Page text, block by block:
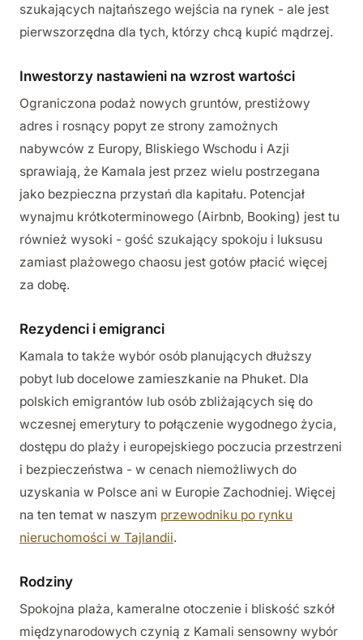
szukających najtańszego wejścia na rynek - ale jest
pierwszorzędna dla tych, którzy chcą kupić mądrzej.
Inwestorzy nastawieni na wzrost wartości
Ograniczona podaż nowych gruntów, prestiżowy
adres i rosnący popyt ze strony zamożnych
nabywców z Europy, Bliskiego Wschodu i Azji
sprawiają, że Kamala jest przez wielu postrzegana
jako bezpieczna przystań dla kapitału. Potencjał
wynajmu krótkoterminowego (Airbnb, Booking) jest tu
również wysoki - gość szukający spokoju i luksusu
zamiast plażowego chaosu jest gotów płacić więcej
za dobę.
Rezydenci i emigranci
Kamala to także wybór osób planujących dłuższy
pobyt lub docelowe zamieszkanie na Phuket. Dla
polskich emigrantów lub osób zbliżających się do
wczesnej emerytury to połączenie wygodnego życia,
dostępu do plaży i europejskiego poczucia przestrzeni
i bezpieczeństwa - w cenach niemożliwych do
uzyskania w Polsce ani w Europie Zachodniej. Więcej
na ten temat w naszym przewodniku po rynku
nieruchomości w Tajlandii.
Rodziny
Spokojna plaża, kameralne otoczenie i bliskość szkół
międzynarodowych czynią z Kamali sensowny wybór